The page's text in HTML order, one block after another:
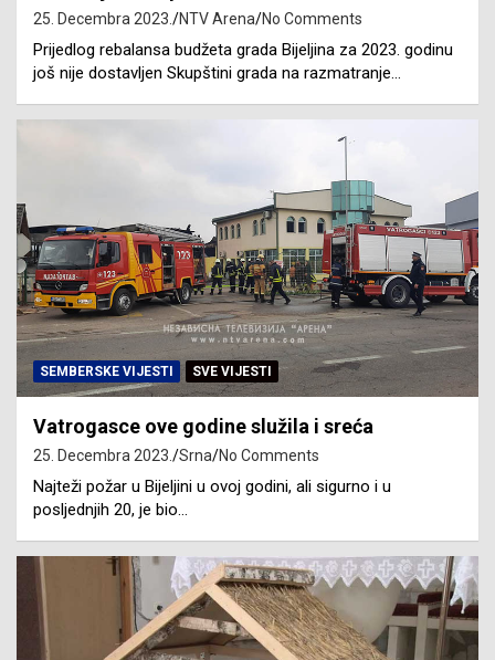
25. Decembra 2023. NTV Arena No Comments
Prijedlog rebalansa budžeta grada Bijeljina za 2023. godinu
još nije dostavljen Skupštini grada na razmatranje…
SEMBERSKE VIJESTI SVE VIJESTI
Vatrogasce ove godine služila i sreća
25. Decembra 2023. Srna No Comments
Najteži požar u Bijeljini u ovoj godini, ali sigurno i u
posljednjih 20, je bio…